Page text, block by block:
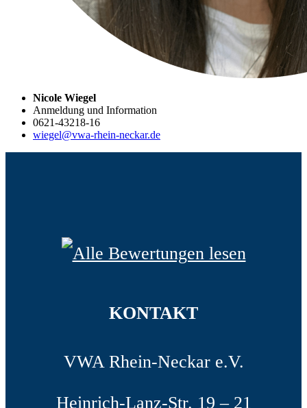
Nicole Wiegel
Anmeldung und Information
0621-43218-16
wiegel@vwa-rhein-neckar.de
KONTAKT
VWA Rhein-Neckar e.V.
Heinrich-Lanz-Str. 19 – 21